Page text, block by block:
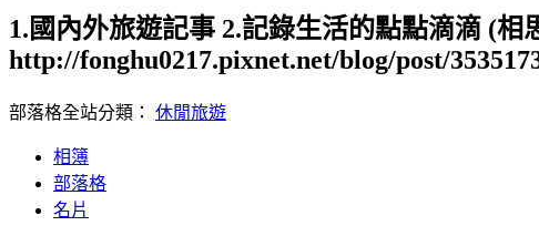
1.國內外旅遊記事 2.記錄生活的點點滴滴 (
http://fonghu0217.pixnet.net/blog/post/
部落格全站分類： 休閒旅遊
相簿
部落格
名片